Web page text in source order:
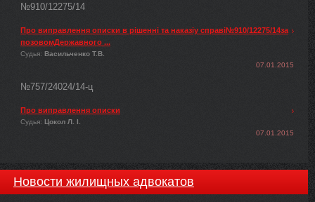
№910/12275/14
Про виправлення описки в рішенні та наказіу справі№910/12275/14за
позовомДержавного ...
Судья: Васильченко Т.В.
07.01.2015
№757/24024/14-ц
Про виправлення описки
Судья: Цокол Л. І.
07.01.2015
Новости жилищных адвокатов